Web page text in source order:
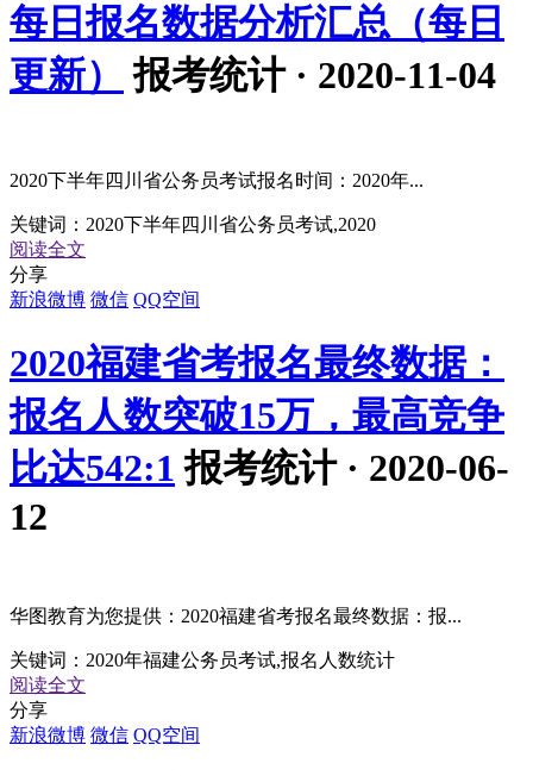
每日报名数据分析汇总（每日
更新）
报考统计 · 2020-11-04
2020下半年四川省公务员考试报名时间：2020年...
关键词： 2020下半年四川省公务员考试,2020
阅读全文
分享
新浪微博 微信 QQ空间
2020福建省考报名最终数据：
报名人数突破15万，最高竞争
比达542:1 报考统计 · 2020-06-
12
华图教育为您提供：2020福建省考报名最终数据：报...
关键词： 2020年福建公务员考试,报名人数统计
阅读全文
分享
新浪微博 微信 QQ空间